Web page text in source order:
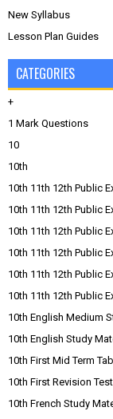
New Syllabus
Lesson Plan Guides
CATEGORIES
+
1 Mark Questions
10
10th
10th 11th 12th Public
10th 11th 12th Public
10th 11th 12th Public
10th 11th 12th Public
10th 11th 12th Public
10th 11th 12th Public
10th English Medium
10th English Study
10th First Mid Term
10th First Revision
10th French Study